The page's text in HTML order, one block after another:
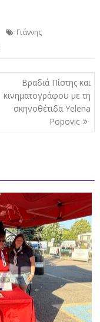
Γιάννης
Βραδιά Πίστης και
κινηματογράφου με τη
σκηνοθέτιδα Yelena
Popovic